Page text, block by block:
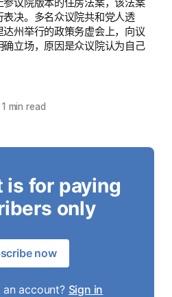
决。多名众议院共和党人透
州举行的政策务虚会上，向议
立场，原因是众议院认为自己
min read
is for paying
only
now
an account? Sign in